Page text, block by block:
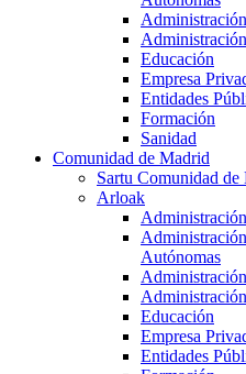
Educación
Empresa
Entidades
Formación
Sanidad
Comunidad de Madrid
Sartu Comunidad de
Arloak
Autónomas
Educación
Empresa
Entidades